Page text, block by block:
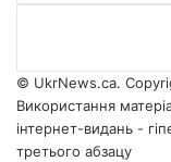
© UkrNews.ca.
Використання
інтернет-видань -
третього абзацу